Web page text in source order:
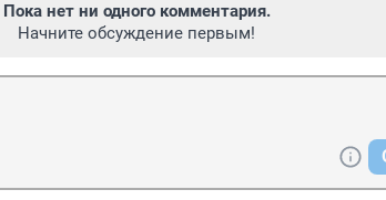
Пока нет ни одного комментария.
Начните обсуждение первым!